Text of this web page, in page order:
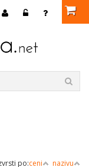
po:ceni nazivu